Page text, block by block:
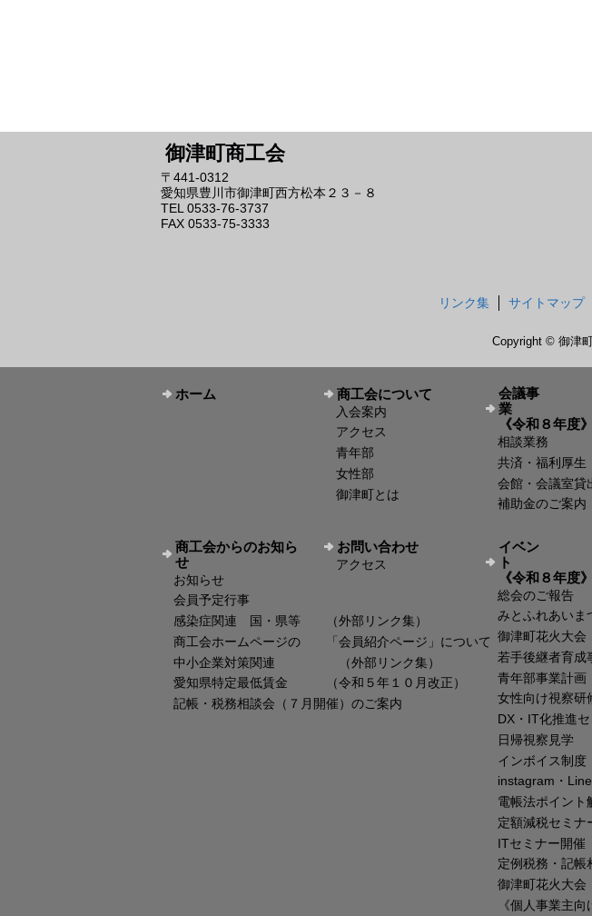
御津町商工会
〒441-0312
愛知県豊川市御津町西方松本２３－８
TEL 0533-76-3737
FAX 0533-75-3333
リンク集 サイトマップ
Copyright © 御津
ホーム 商工会について
入会案内
アクセス
青年部
女性部
御津町とは
会議事
《令和８年度》
相談業務
共済・福利厚生
会館・会議室貸
補助金のご案内
商工会からのお知ら
せ
お知らせ
会員予定行事
感染症関連 国・県等 （外部リンク集）
商工会ホームページの 「会員紹介ページ」について
中小企業対策関連 （外部リンク集）
愛知県特定最低賃金 （令和５年１０月改正）
記帳・税務相談会（７月開催）のご案内
お問い合わせ
アクセス
イベン
《令和８年度》
総会のご報告
みとふれあいま
御津町花火大会
若手後継者育成
青年部事業計
女性向け視察研
DX・IT化推進
日帰視察見学
インボイス制度
instagram・
電帳法ポイント
定額減税セミナ
ITセミナー開催
定例税務・記帳
御津町花火大会
《個人事業主